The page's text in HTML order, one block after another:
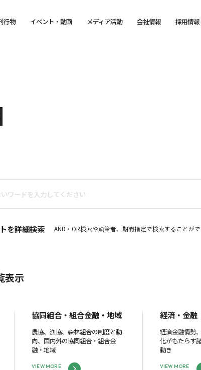
行物 イベント・動画 メディア活動 会社情報 採用情報
を詳細検索 AND・OR検索や執筆者、期間指定で検索することがで
表示
協同組合・組合金融・地域
農協、漁協、森林組合の制度と動
向、国内外の協同組合・組合金
融・地域
VIEW MORE
経済・金融
経済金融情勢
化がもたらす
動き
VIEW MORE